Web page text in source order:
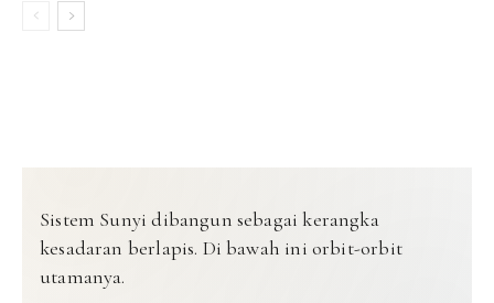
Sistem Sunyi dibangun sebagai kerangka
kesadaran berlapis. Di bawah ini orbit-orbit
utamanya.